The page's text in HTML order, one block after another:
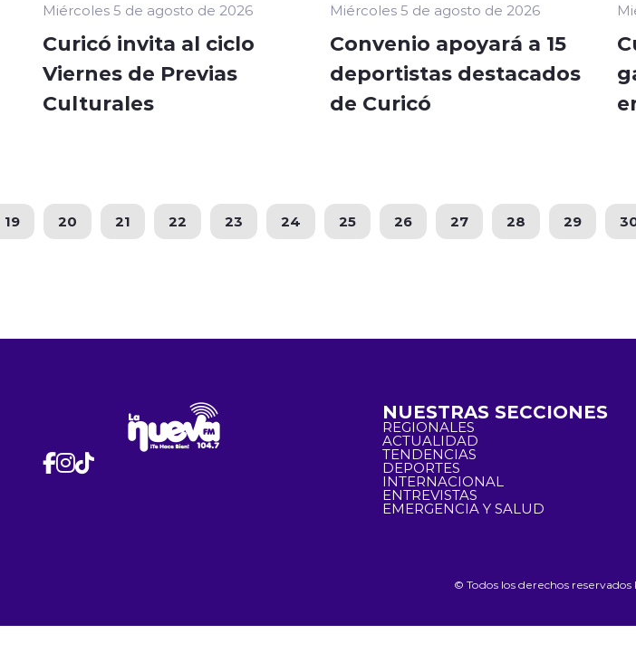
Miércoles 5 de agosto de 2026
Curicó invita al ciclo
Viernes de Previas
Culturales
Miércoles 5 de agosto de 2026
Convenio apoyará a 15
deportistas destacados
de Curicó
19 20 21 22 23 24 25 26 27 28 29
NUESTRAS SECCIONES
REGIONALES
ACTUALIDAD
TENDENCIAS
DEPORTES
INTERNACIONAL
ENTREVISTAS
EMERGENCIA Y SALUD
© Todos los derechos